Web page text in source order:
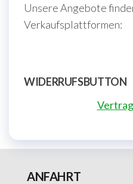
Unsere Angebote
Verkaufsplattformen:
WIDERRUFSBUTTON
ANFAHRT